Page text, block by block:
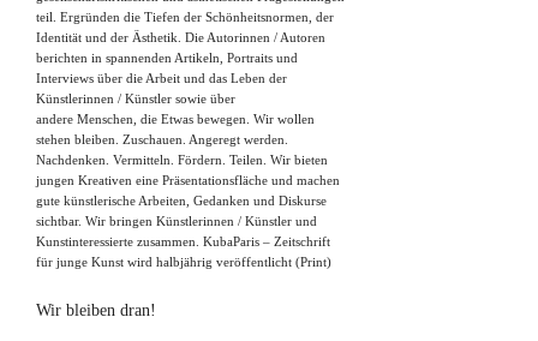
teil. Ergründen die Tiefen der Schönheitsnormen, der
Identität und der Ästhetik. Die Autorinnen / Autoren
berichten in spannenden Artikeln, Portraits und
Interviews über die Arbeit und das Leben der
Künstlerinnen / Künstler sowie über
andere Menschen, die Etwas bewegen. Wir wollen
stehen bleiben. Zuschauen. Angeregt werden.
Nachdenken. Vermitteln. Fördern. Teilen. Wir bieten
jungen Kreativen eine Präsentationsfläche und machen
gute künstlerische Arbeiten, Gedanken und Diskurse
sichtbar. Wir bringen Künstlerinnen / Künstler und
Kunstinteressierte zusammen. KubaParis – Zeitschrift
für junge Kunst wird halbjährig veröffentlicht (Print)
Wir bleiben dran!